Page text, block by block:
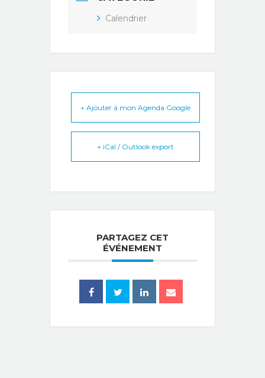
Calendrier
+ Ajouter à mon Agenda Google
+ iCal / Outlook export
PARTAGEZ CET
ÉVÉNEMENT